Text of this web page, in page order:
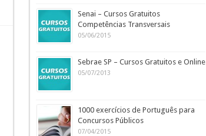
Senai – Cursos Gratuitos
Competências Transversais
05/06/2015
Sebrae SP – Cursos Gratuitos e Online
05/07/2013
1000 exercícios de Português para
Concursos Públicos
07/04/2015